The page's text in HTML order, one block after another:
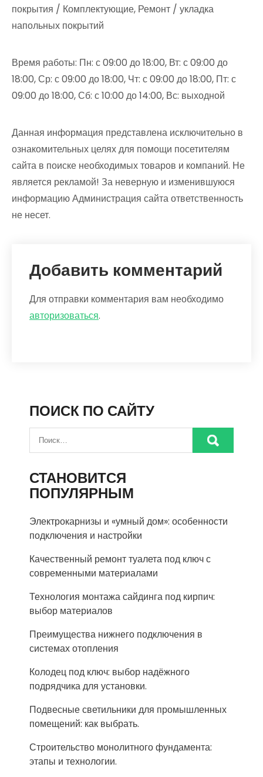
покрытия / Комплектующие, Ремонт / укладка
напольных покрытий
Время работы: Пн: с 09:00 до 18:00, Вт: с 09:00 до
18:00, Ср: с 09:00 до 18:00, Чт: с 09:00 до 18:00, Пт: с
09:00 до 18:00, Сб: с 10:00 до 14:00, Вс: выходной
Данная информация представлена исключительно в
ознакомительных целях для помощи посетителям
сайта в поиске необходимых товаров и компаний. Не
является рекламой! За неверную и изменившуюся
информацию Администрация сайта ответственность
не несет.
Добавить комментарий
Для отправки комментария вам необходимо
авторизоваться.
ПОИСК ПО САЙТУ
СТАНОВИТСЯ
ПОПУЛЯРНЫМ
Электрокарнизы и «умный дом»: особенности
подключения и настройки
Качественный ремонт туалета под ключ с
современными материалами
Технология монтажа сайдинга под кирпич:
выбор материалов
Преимущества нижнего подключения в
системах отопления
Колодец под ключ: выбор надёжного
подрядчика для установки.
Подвесные светильники для промышленных
помещений: как выбрать.
Строительство монолитного фундамента:
этапы и технологии.